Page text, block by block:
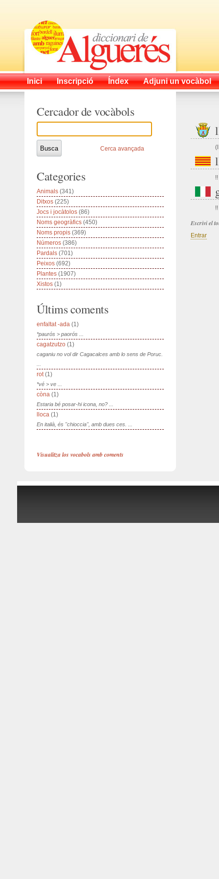
Inici Inscripció Índex Adjuni un vocàbol
!!
!!
Escrivi el
Entrar
Cercador de vocàbols
Cerca avançada
Categories
Animals (341)
Ditxos (225)
Jocs i jocàtolos (86)
Noms geogràfics (450)
Noms propis (369)
Números (386)
Pardals (701)
Peixos (692)
Plantes (1907)
Xistos (1)
Últims coments
enfaltat -ada (1)
*paurós > paorós ...
cagatzutzo (1)
caganiu no vol dir Cagacalces amb lo sens de Poruc.
rot(1)
*vé > ve ...
còna (1)
Estaria bé posar-hi icona, no? ...
lloca (1)
En italià, és "chioccia", amb dues ces. ...
Visualitza los vocabols amb coments